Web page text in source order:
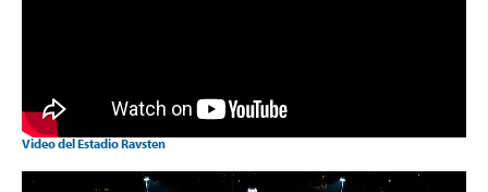
Video del Estadio Ravsten